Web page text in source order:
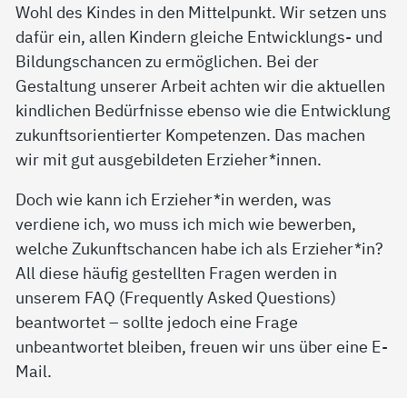
Wohl des Kindes in den Mittelpunkt. Wir setzen uns
dafür ein, allen Kindern gleiche Entwicklungs- und
Bildungschancen zu ermöglichen. Bei der
Gestaltung unserer Arbeit achten wir die aktuellen
kindlichen Bedürfnisse ebenso wie die Entwicklung
zukunftsorientierter Kompetenzen. Das machen
wir mit gut ausgebildeten Erzieher*innen.
Doch wie kann ich Erzieher*in werden, was
verdiene ich, wo muss ich mich wie bewerben,
welche Zukunftschancen habe ich als Erzieher*in?
All diese häufig gestellten Fragen werden in
unserem FAQ (Frequently Asked Questions)
beantwortet – sollte jedoch eine Frage
unbeantwortet bleiben, freuen wir uns über eine E-
Mail.